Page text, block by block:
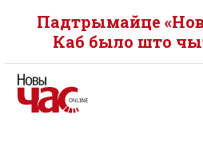
Падтрымайце
Каб было што